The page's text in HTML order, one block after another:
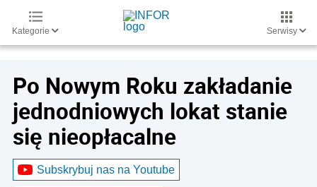
Kategorie Serwisy
Po Nowym Roku zakładanie
jednodniowych lokat stanie
się nieopłacalne
Subskrybuj nas na Youtube